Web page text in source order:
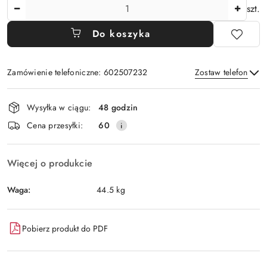
szt.
Do koszyka
Zamówienie telefoniczne: 602507232 Zostaw telefon
Wyślij
Dostępność
i
dostawa
Wysyłka w ciągu:
48 godzin
Cena przesyłki:
60
Więcej o produkcie
Waga: 44.5 kg
Pobierz produkt do PDF